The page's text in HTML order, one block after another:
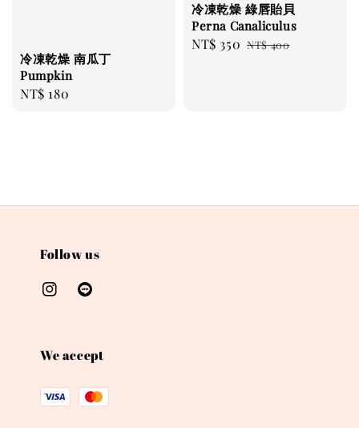
冷凍乾燥 南瓜丁
Pumpkin
Regular
NT$ 180
冷凍乾燥 綠唇貽貝
Perna Canaliculus
Sale
NT$ 350 Regular
NT$ 400
Follow us
We accept